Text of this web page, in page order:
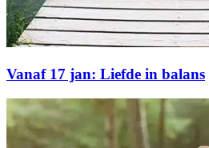
Vanaf 17 jan: Liefde in balans